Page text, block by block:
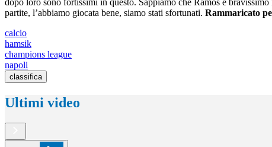
dopo loro sono fortissimi in questo. Sappiamo che Ramos è
partite, l’abbiamo giocata bene, siamo stati sfortunati. Rammaricato
calcio
hamsik
champions league
napoli
classifica
Ultimi video